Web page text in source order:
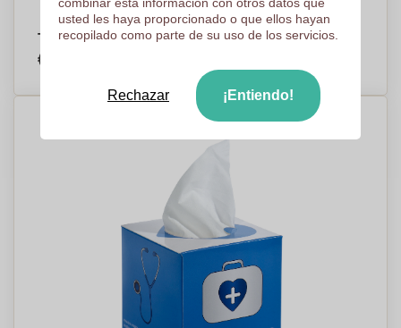
Toallitas Húmedas de Bolsillo - Sayalonga
€0,53
usted les haya proporcionado o que ellos hayan
recopilado como parte de su uso de los servicios.
Rechazar ¡Entiendo!